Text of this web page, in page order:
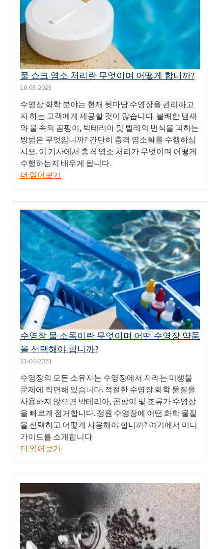
풀 쇼크 염소 처리란 무엇이며 어떻게 합니까?
10-05-2023
수영장 화학 분야는 현재 뒷마당 수영장을 관리하고
자 하는 고객에게 제공할 것이 많습니다. 불쾌한 냄새
와 물 속의 곰팡이, 박테리아 및 벌레의 번식을 피하는
방법은 무엇입니까? 간단히 충격 염소화를 수행하십
시오. 이 기사에서 충격 염소 처리가 무엇이며 어떻게
수행하는지 배우게 됩니다.
더 읽어보기
수영장 물 소독이란 무엇이며 어떤 수영장 약품
을 선택해야 합니까?
21-04-2023
수영장의 모든 소유자는 수영장에서 자라는 미생물
문제에 직면해 있습니다. 적절한 수영장 화학 물질을
사용하지 않으면 박테리아, 곰팡이 및 조류가 수영장
을 빠르게 점거합니다. 정원 수영장에 어떤 화학 물질
을 선택하고 어떻게 사용해야 합니까? 여기에서 미니
가이드를 소개합니다.
더 읽어보기